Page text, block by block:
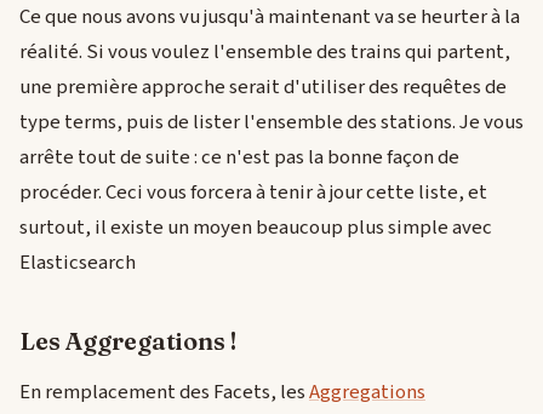
Ce que nous avons vu jusqu'à maintenant va se heurter à la
réalité. Si vous voulez l'ensemble des trains qui partent,
une première approche serait d'utiliser des requêtes de
type terms, puis de lister l'ensemble des stations. Je vous
arrête tout de suite : ce n'est pas la bonne façon de
procéder. Ceci vous forcera à tenir à jour cette liste, et
surtout, il existe un moyen beaucoup plus simple avec
Elasticsearch
Les Aggregations !
En remplacement des Facets, lesAggregations